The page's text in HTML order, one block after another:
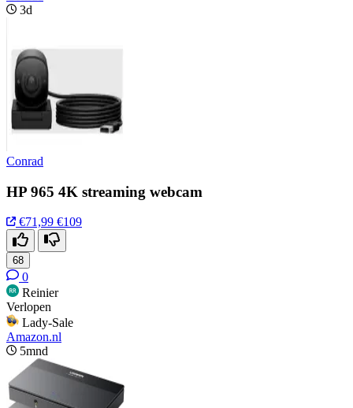
3d
Conrad
HP 965 4K streaming webcam
€71,99 €109
68
0
Reinier
Verlopen
Lady-Sale
Amazon.nl
5mnd